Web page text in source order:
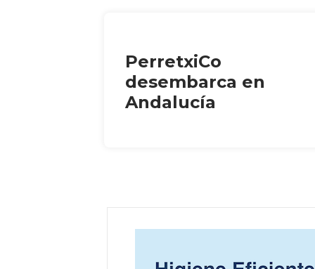
PerretxiCo
desembarca en
Andalucía